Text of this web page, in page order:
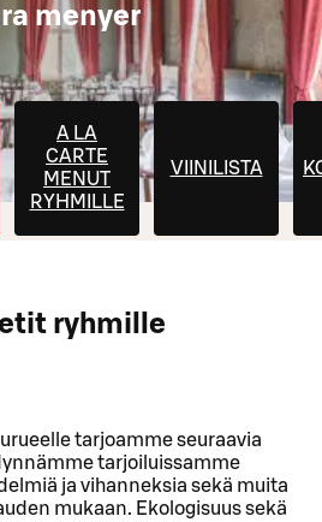
menyer
A LA
CARTE
MENUT
RYHMILLE
VIINILISTA
ryhmille
tarjoamme seuraavia
tarjoiluissamme
ja vihanneksia sekä muita
mukaan. Ekologisuus sekä